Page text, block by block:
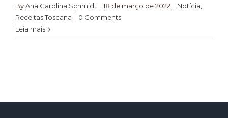
ByAna Carolina Schmidt | 18 de março de 2022 | Notícia
Receitas Toscana | 0 Comments
Leia mais